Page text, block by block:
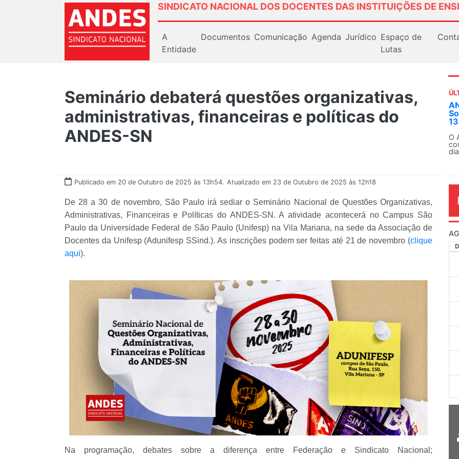
SINDICATO NACIONAL DOS DOCENTES DAS INSTITUIÇÕES DE
A
Entidade
Documentos Comunicação Agenda Jurídico Espaço de
Lutas
Seminário debaterá questões organizativas,
administrativas, financeiras e políticas do
ANDES-SN
Publicado em 20 de Outubro de 2025 às 13h54. Atualizado em 23 de Outubro de 2025 às 12h18
De 28 a 30 de novembro, São Paulo irá sediar o Seminário Nacional de Questões Organizativas,
Administrativas, Financeiras e Políticas do ANDES-SN. A atividade acontecerá no Campus São
Paulo da Universidade Federal de São Paulo (Unifesp) na Vila Mariana, na sede da Associação de
Docentes da Unifesp (Adunifesp SSind.). As inscrições podem ser feitas até 21 de novembro (clique
aqui).
Na programação, debates sobre a diferença entre Federação e Sindicato Nacional;